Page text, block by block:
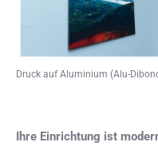
Druck auf Aluminium (Alu-
Ihre Einrichtung ist